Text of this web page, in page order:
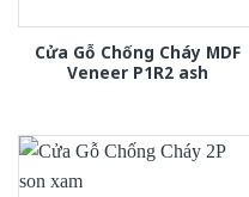
Cửa Gỗ Chống Cháy MDF
Veneer P1R2 ash